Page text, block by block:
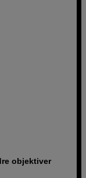
objektiver